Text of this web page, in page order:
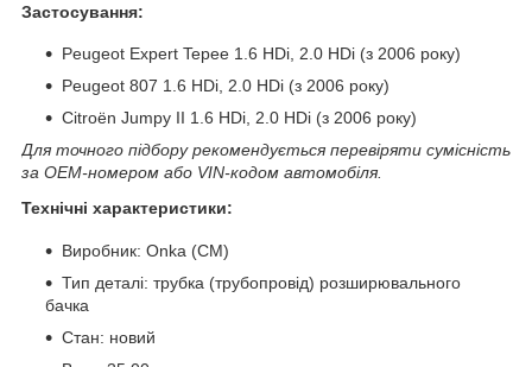
Застосування:
Peugeot Expert Tepee 1.6 HDi, 2.0 HDi (з 2006 року)
Peugeot 807 1.6 HDi, 2.0 HDi (з 2006 року)
Citroën Jumpy II 1.6 HDi, 2.0 HDi (з 2006 року)
Для точного підбору рекомендується перевіряти сумісність
за OEM-номером або VIN-кодом автомобіля.
Технічні характеристики:
Виробник: Onka (CM)
Тип деталі: трубка (трубопровід) розширювального
бачка
Стан: новий